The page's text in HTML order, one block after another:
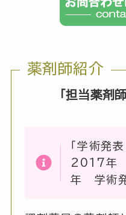
薬剤師紹介
「担当薬剤
「学術発
2017
年 学術